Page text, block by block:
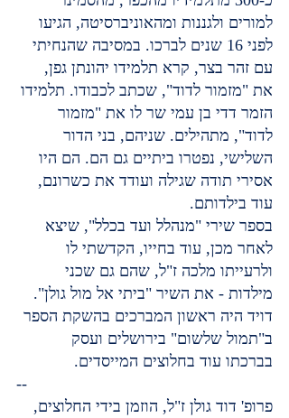
למורים ולגננות ומהאוניברסיטה, הגיעו
לפני 16 שנים לברכו. במסיבה שהנחיתי
עם זהר בצר, קרא תלמידו יהונתן גפן,
את "מזמור לדוד", שכתב לכבודו. תלמידו
הזמר דדי בן עמי שר לו את "מזמור
לדוד", מתהילים. שניהם, בני הדור
השלישי, נפטרו ביתיים גם הם. הם היו
אסירי תודה שגילה ועודד את כשרונם,
עוד בילדותם.
בספר שירי "מנהלל ועד בכלל", שיצא
לאחר מכן, עוד בחייו, הקדשתי לו
ולרעייתו מלכה ז"ל, שהם גם שכני
מילדות - את השיר "ביתי אל מול גולן".
דויד היה ראשון המברכים בהשקת הספר
ב"תמול שלשום" בירושלים ועסק
בברכתו עוד בחלוצים המייסדים.
--
פרופ' דוד גולן ז"ל, הוזמן בידי החלוצים,